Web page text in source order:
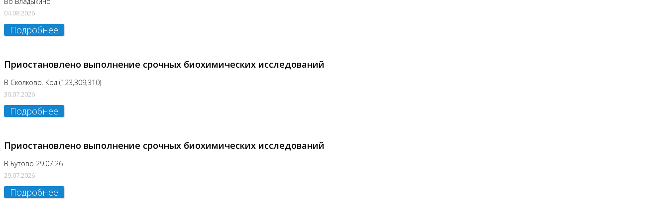
04.08.2026
Подробнее
Приостановлено выполнение срочных биохимических исследований
В Сколково. Код (123,309,310)
30.07.2026
Подробнее
Приостановлено выполнение срочных биохимических исследований
В Бутово 29.07.26
29.07.2026
Подробнее